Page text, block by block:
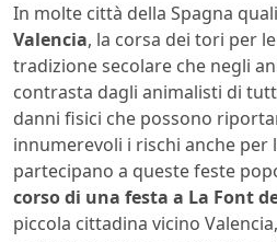
In molte città della Spagna quali
Valencia, la corsa dei tori per
tradizione secolare che negli
contrasta dagli animalisti di
danni fisici che possono
innumerevoli i rischi anche per
partecipano a queste feste
corso di una festa a La Font
piccola cittadina vicino Valencia,